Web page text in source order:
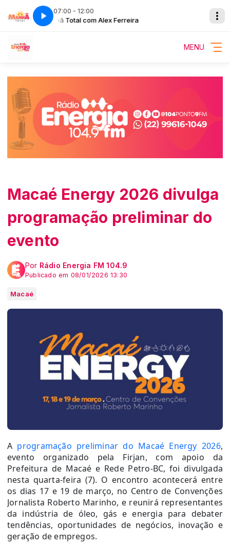
07:00 - 12:00
Manhã Total com Alex Ferreira
MENU
Macaé Energy 2026 divulga
programação preliminar do
evento
Por Rádio Energia FM 104.9
Publicado em 08/01/2026 13:30
Macaé
A programação preliminar do Macaé Energy 2026,
evento organizado pela Firjan, com apoio da
Prefeitura de Macaé e Rede Petro-BC, foi divulgada
nesta quarta-feira (7). O encontro acontecerá entre
os dias 17 e 19 de março, no Centro de Convenções
Jornalista Roberto Marinho, e reunirá representantes
da indústria de óleo, gás e energia para debater
tendências, oportunidades de negócios, inovação e
geração de empregos.